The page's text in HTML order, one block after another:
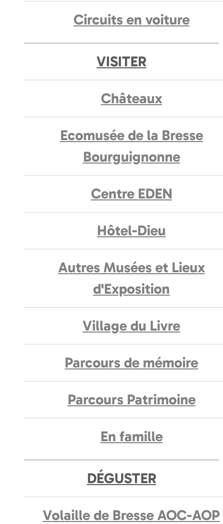
Circuits en voiture
VISITER
Châteaux
Ecomusée de la Bresse
Bourguignonne
Centre EDEN
Hôtel-Dieu
Autres Musées et Lieux
d'Exposition
Village du Livre
Parcours de mémoire
Parcours Patrimoine
En famille
DÉGUSTER
Volaille de Bresse AOC-AOP